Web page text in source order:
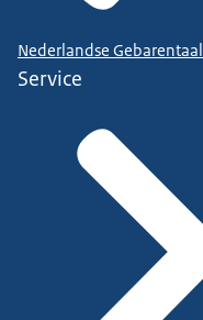
Nederlandse Gebarentaal
Service